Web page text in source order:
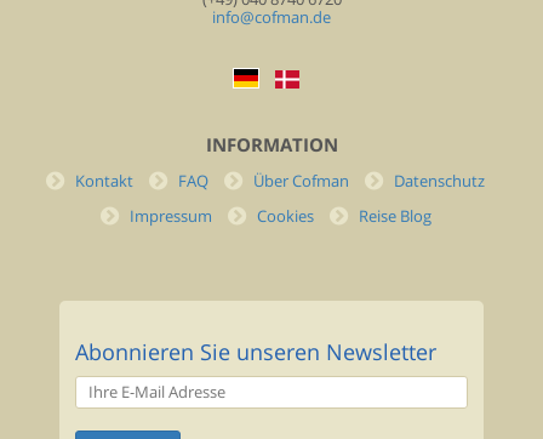
info@cofman.de
INFORMATION
Kontakt FAQ Über Cofman
Datenschutz
Impressum
Cookies Reise Blog
Abonnieren Sie unseren Newsletter